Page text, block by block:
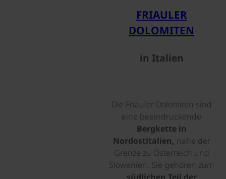
FRIAULER
DOLOMITEN
in Italien
Die Friauler Dolomiten sind
eine beeindruckende
Bergkette in
Nordostitalien, nahe der
Grenze zu Österreich und
Slowenien. Sie gehören zum